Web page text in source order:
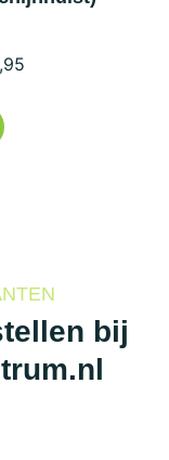
product
optie
kan
gekozen
bij